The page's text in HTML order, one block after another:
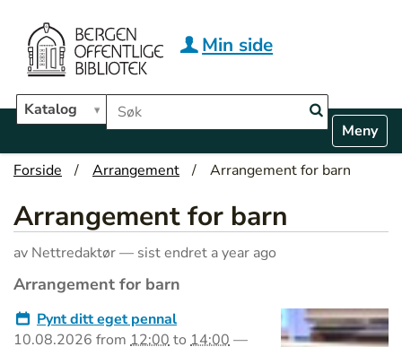
Hopp til hovedinnhold
Søk i biblioteket
Katalog
Min side
v
Toggle
Forside Arrangement Arrangement for barn
Arrangement for barn
av Nettredaktør — sist endret a year ago
Arrangement for barn
Pynt ditt eget pennal
10.08.2026 from 12:00to 14:00—